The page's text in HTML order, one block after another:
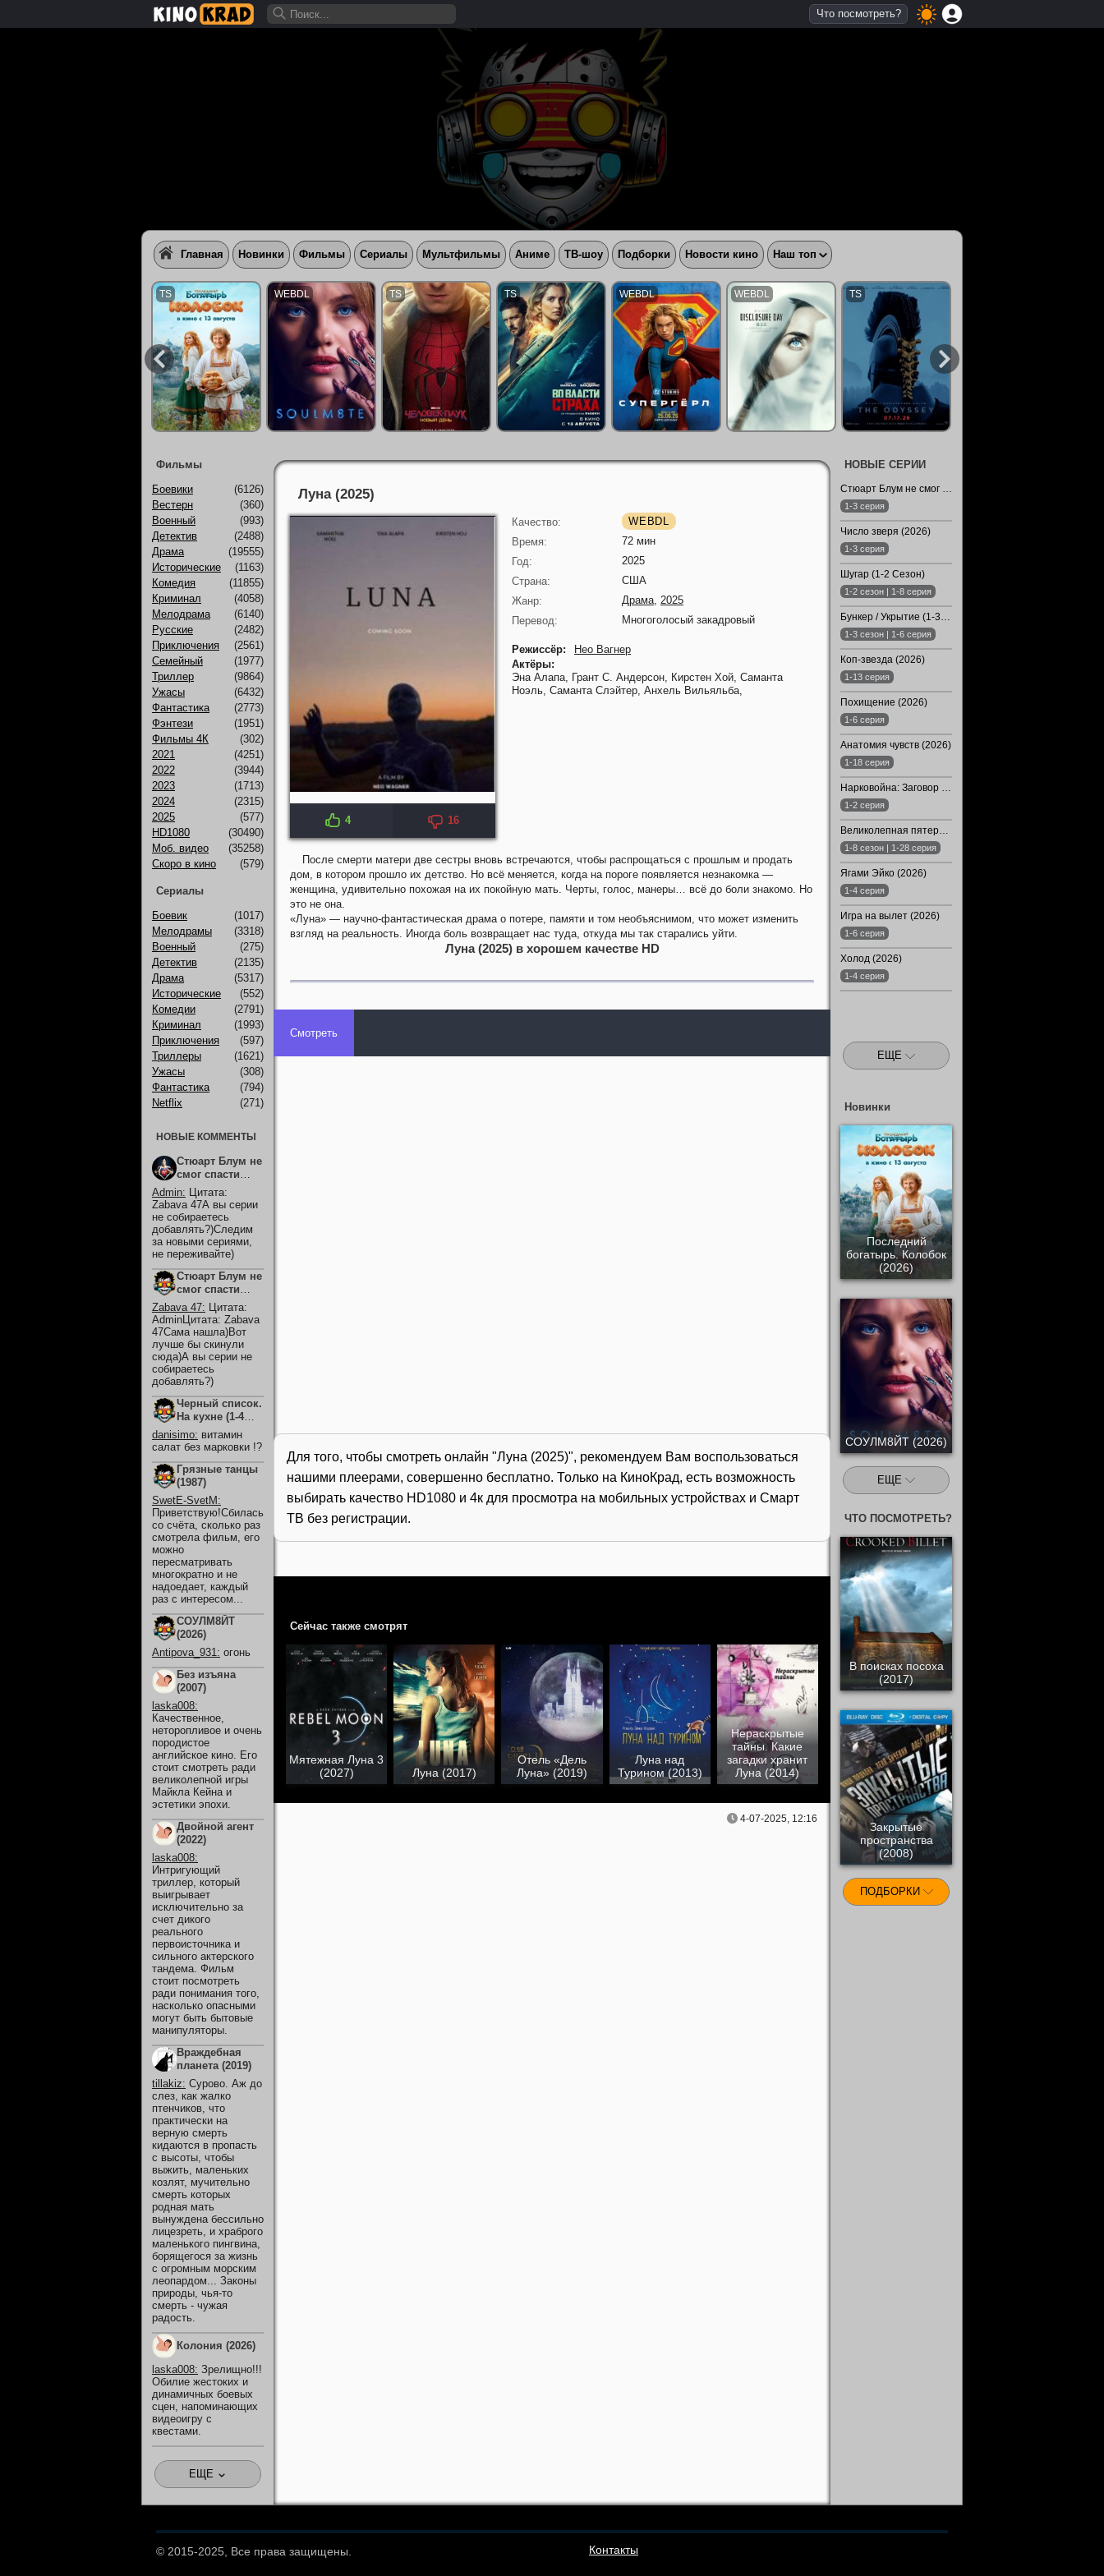
Луна (2025)
4 16
Качество:
WEBDL
Время:
72 мин
Год:
2025
Страна:
США
Жанр:
Драма, 2025
Перевод:
Многоголосый закадровый
Режиссёр:
Нео Вагнер
Актёры:
Эна Алапа, Грант С. Андерсон, Кирстен Хой, Саманта
Ноэль, Саманта Слэйтер, Анхель Вильяльба,
После смерти матери две сестры вновь встречаются, чтобы распрощаться с прошлым и продать
дом, в котором прошло их детство. Но всё меняется, когда на пороге появляется незнакомка —
женщина, удивительно похожая на их покойную мать. Черты, голос, манеры… всё до боли знакомо. Но
это не она.
«Луна» — научно-фантастическая драма о потере, памяти и том необъяснимом, что может изменить
взгляд на реальность. Иногда боль возвращает нас туда, откуда мы так старались уйти.
Луна (2025) в хорошем качестве HD
Смотреть
Для того, чтобы смотреть онлайн "Луна (2025)", рекомендуем Вам воспользоваться
нашими плеерами, совершенно бесплатно. Только на КиноКрад, есть возможность
выбирать качество HD1080 и 4к для просмотра на мобильных устройствах и Смарт
ТВ без регистрации.
Сейчас также смотрят
Мятежная Луна 3
(2027)
Луна (2017)
Отель «Дель
Луна» (2019)
Луна над
Турином (2013)
Нераскрытые
тайны. Какие
загадки хранит
Луна (2014)
4-07-2025, 12:16
Фильмы
Боевики
(6126)
Вестерн
(360)
Военный
(993)
Детектив
(2488)
Драма
(19555)
Исторические
(1163)
Комедия
(11855)
Криминал
(4058)
Мелодрама
(6140)
Русские
(2482)
Приключения
(2561)
Семейный
(1977)
Триллер
(9864)
Ужасы
(6432)
Фантастика
(2773)
Фэнтези
(1951)
Фильмы 4К
(302)
2021
(4251)
2022
(3944)
2023
(1713)
2024
(2315)
2025
(577)
HD1080
(30490)
Моб. видео
(35258)
Скоро в кино
(579)
Сериалы
Боевик
(1017)
Мелодрамы
(3318)
Военный
(275)
Детектив
(2135)
Драма
(5317)
Исторические
(552)
Комедии
(2791)
Криминал
(1993)
Приключения
(597)
Триллеры
(1621)
Ужасы
(308)
Фантастика
(794)
Netflix
(271)
НОВЫЕ КОММЕНТЫ
Стюарт Блум не
смог спасти
вселенную
(2026)
Admin: Цитата:
Zabava 47А вы серии
не собираетесь
добавлять?)Следим
за новыми сериями,
не переживайте)
Стюарт Блум не
смог спасти
вселенную
(2026)
Zabava 47: Цитата:
AdminЦитата: Zabava
47Сама нашла)Вот
лучше бы скинули
сюда)А вы серии не
собираетесь
добавлять?)
Черный список.
На кухне (1-4
Сезон)
danisimo: витамин
салат без марковки !?
Грязные танцы
(1987)
SwetE-SvetM :
Приветствую!Сбилась
со счёта, сколько раз
смотрела фильм, его
можно
пересматривать
многократно и не
надоедает, каждый
раз с интересом...
СОУЛМ8ЙТ
(2026)
Antipova_931: огонь
Без изъяна
(2007)
laska008:
Качественное,
неторопливое и очень
породистое
английское кино. Его
стоит смотреть ради
великолепной игры
Майкла Кейна и
эстетики эпохи.
Двойной агент
(2022)
laska008:
Интригующий
триллер, который
выигрывает
исключительно за
счет дикого
реального
первоисточника и
сильного актерского
тандема. Фильм
стоит посмотреть
ради понимания того,
насколько опасными
могут быть бытовые
манипуляторы.
Враждебная
планета (2019)
tillakiz: Сурово. Аж до
слез, как жалко
птенчиков, что
практически на
верную смерть
кидаются в пропасть
с высоты, чтобы
выжить, маленьких
козлят, мучительно
смерть которых
родная мать
вынуждена бессильно
лицезреть, и храброго
маленького пингвина,
борящегося за жизнь
с огромным морским
леопардом... Законы
природы, чья-то
смерть - чужая
радость.
Колония (2026)
laska008: Зрелищно!!!
Обилие жестоких и
динамичных боевых
сцен, напоминающих
видеоигру с
квестами.
ЕЩЕ
НОВЫЕ СЕРИИ
Стюарт Блум не смог спасти вселенную (2026)
1-3 серия
Число зверя (2026)
1-3 серия
Шугар (1-2 Сезон)
1-2 сезон | 1-8 серия
Бункер / Укрытие (1-3 Сезон)
1-3 сезон | 1-6 серия
Коп-звезда (2026)
1-13 серия
Похищение (2026)
1-6 серия
Анатомия чувств (2026)
1-18 серия
Нарковойна: Заговор молчания (2026)
1-2 серия
Великолепная пятерка (1-8 Сезон)
1-8 сезон | 1-28 серия
Ягами Эйко (2026)
1-4 серия
Игра на вылет (2026)
1-6 серия
Холод (2026)
1-4 серия
ЕЩЕ
Новинки
Последний
богатырь. Колобок
(2026)
СОУЛМ8ЙТ (2026)
ЕЩЕ
ЧТО ПОСМОТРЕТЬ?
В поисках посоха
(2017)
Закрытые
пространства
(2008)
ПОДБОРКИ
Главная Новинки Фильмы Сериалы Мультфильмы Аниме ТВ-шоу Подборки Новости кино Наш топ
Что посмотреть?
© 2015-2025, Все права защищены. Контакты